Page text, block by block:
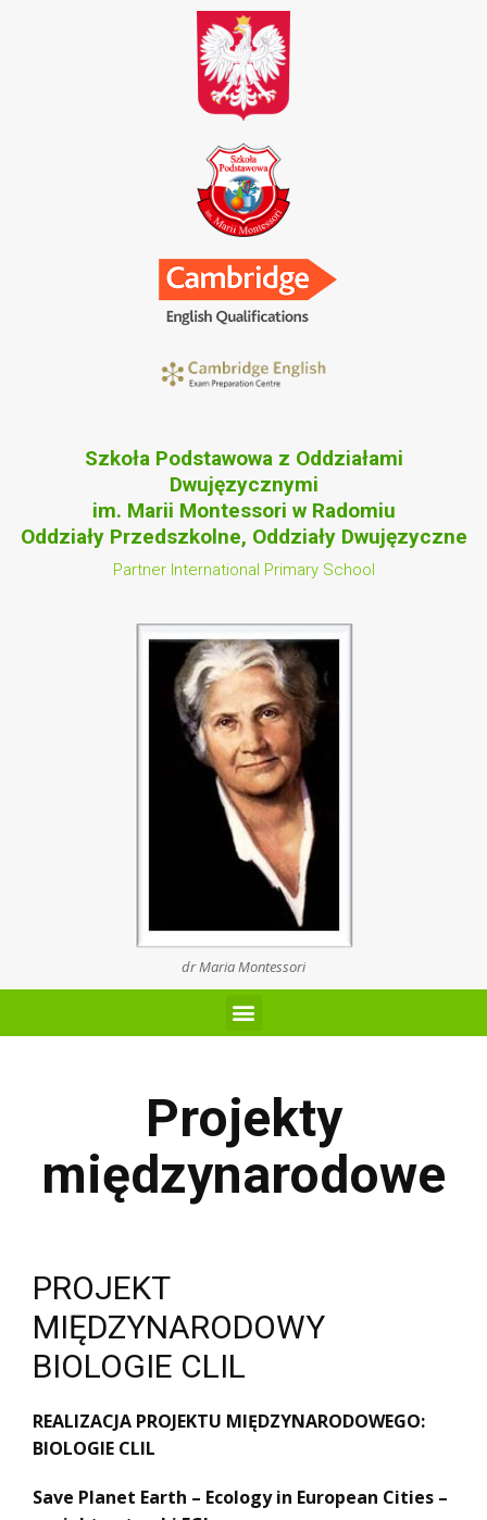
Szkoła Podstawowa z Oddziałami
Dwujęzycznymi
im. Marii Montessori w Radomiu
Oddziały Przedszkolne, Oddziały Dwujęzyczne
Partner International Primary School
dr Maria Montessori
Projekty
międzynarodowe
PROJEKT
MIĘDZYNARODOWY
BIOLOGIE CLIL
REALIZACJA PROJEKTU MIĘDZYNARODOWEGO:
BIOLOGIE CLIL
Save Planet Earth – Ecology in European Cities –